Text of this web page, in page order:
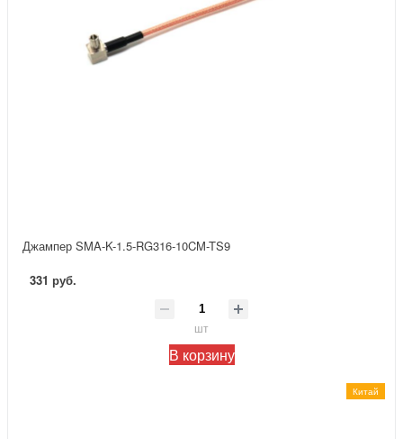
Джампер SMA-K-1.5-RG316-10CM-TS9
331 руб.
шт
В корзину
Китай